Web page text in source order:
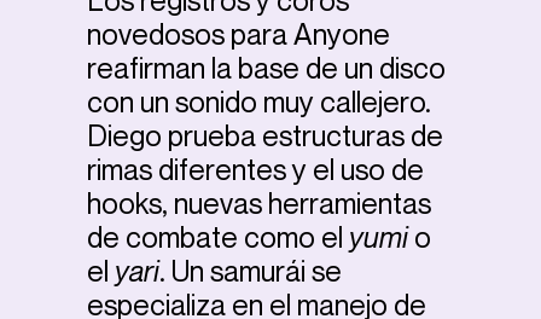
novedosos para Anyone
reafirman la base de un disco
con un sonido muy callejero.
Diego prueba estructuras de
rimas diferentes y el uso de
hooks, nuevas herramientas
de combate como el yumio
el yari. Un samurái se
especializa en el manejo de